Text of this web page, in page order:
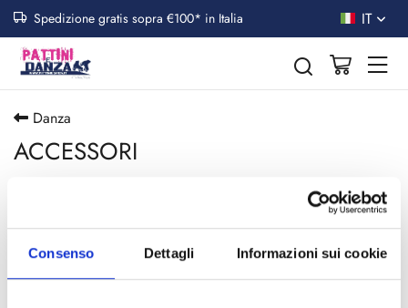
Consenso Dettagli Informazioni sui cookie
Spedizione gratis sopra €100* in Italia IT
Danza
ACCESSORI
Toggle
FILTRA PRODOTTI
Consigliati 12 p